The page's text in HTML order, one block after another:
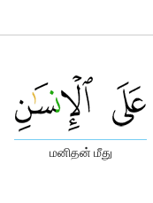
மனிதன் மீது